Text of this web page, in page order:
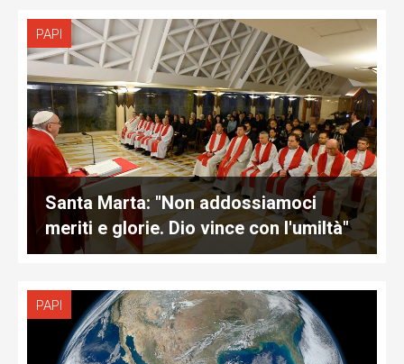
PAPI
Santa Marta: "Non addossiamoci
meriti e glorie. Dio vince con l'umiltà"
PAPI